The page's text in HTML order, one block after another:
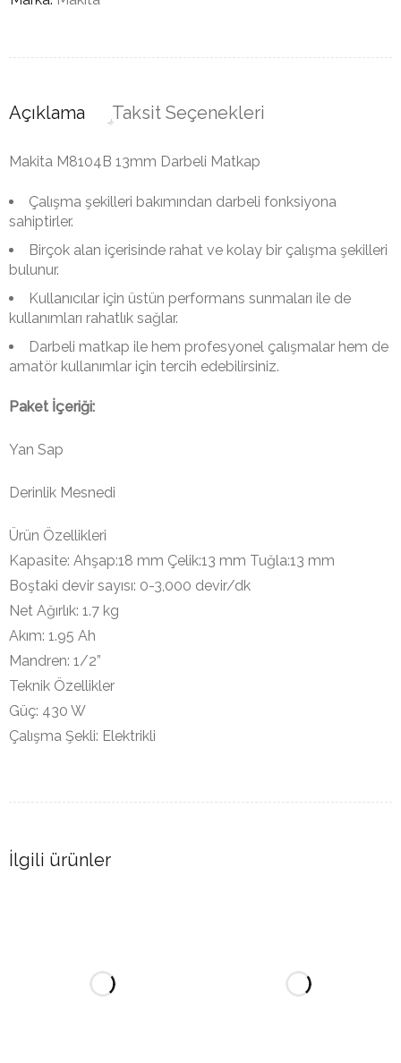
Açıklama Taksit Seçenekleri
Makita M8104B 13mm Darbeli Matkap
Çalışma şekilleri bakımından darbeli fonksiyona
sahiptirler.
Birçok alan içerisinde rahat ve kolay bir çalışma şekilleri
bulunur.
Kullanıcılar için üstün performans sunmaları ile de
kullanımları rahatlık sağlar.
Darbeli matkap ile hem profesyonel çalışmalar hem de
amatör kullanımlar için tercih edebilirsiniz.
Paket İçeriği:
Yan Sap
Derinlik Mesnedi
Ürün Özellikleri
Kapasite: Ahşap:18 mm Çelik:13 mm Tuğla:13 mm
Boştaki devir sayısı: 0-3,000 devir/dk
Net Ağırlık: 1.7 kg
Akım: 1.95 Ah
Mandren: 1/2”
Teknik Özellikler
Güç: 430 W
Çalışma Şekli: Elektrikli
İlgili ürünler